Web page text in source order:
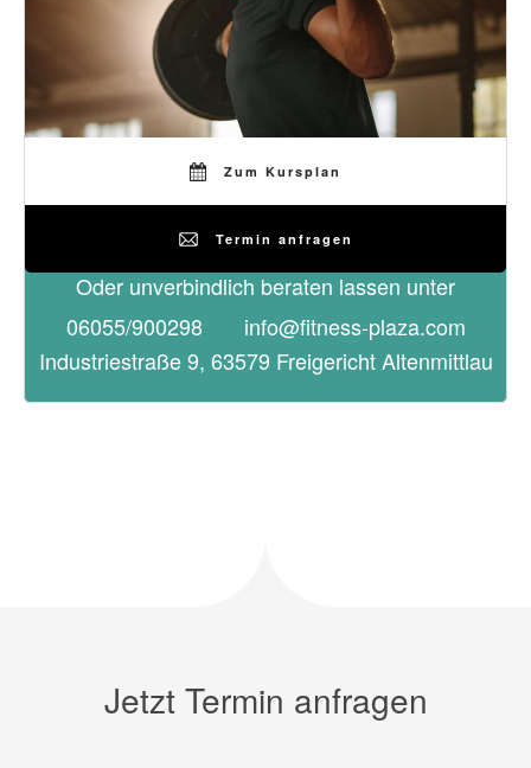
Zum Kursplan
Termin anfragen
Oder unverbindlich beraten lassen unter
06055/900298
info@fitness-plaza.com
Industriestraße 9, 63579 Freigericht Altenmittlau
Jetzt Termin anfragen